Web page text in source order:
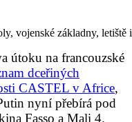
vojenské základny, letiště
útoku na francouzské
dceřiných
CASTEL v Africe,
nyní přebírá pod
Fasso a Mali 4.